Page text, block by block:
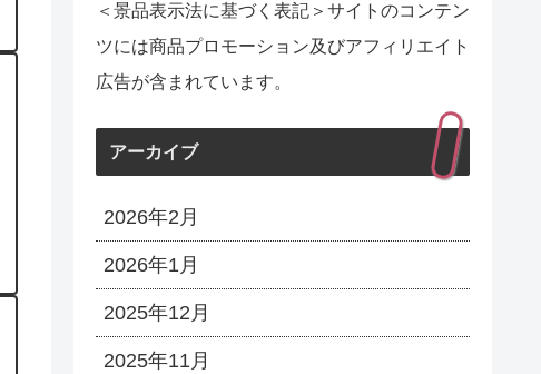
＜景品表示法に基づく表記＞サイトのコンテン
ツには商品プロモーション及びアフィリエイト
広告が含まれています。
アーカイブ
2026年2月
2026年1月
2025年12月
2025年11月